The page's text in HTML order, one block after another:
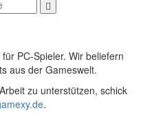
für PC-Spieler. Wir beliefern
aus der Gameswelt.
zu unterstützen, schick
.